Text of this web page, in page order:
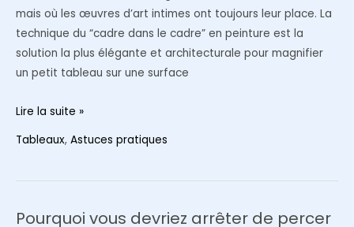
mais où les œuvres d’art intimes ont toujours leur place. La
technique du “cadre dans le cadre” en peinture est la
solution la plus élégante et architecturale pour magnifier
un petit tableau sur une surface
L’espace
technique
Lire la suite »
Tableaux, Astuces pratiques
Pourquoi vous devriez arrêter de percer